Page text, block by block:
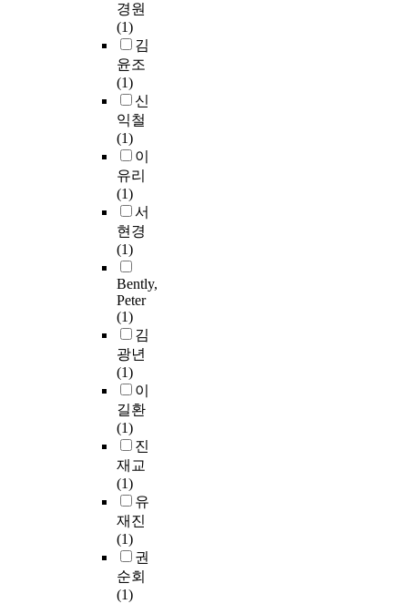
경원
(1)
김
윤조
(1)
신
익철
(1)
이
유리
(1)
서
현경
(1)
Bently,
Peter
(1)
김
광년
(1)
이
길환
(1)
진
재교
(1)
유
재진
(1)
권
순회
(1)